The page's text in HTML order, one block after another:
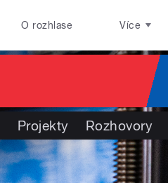
O rozhlase Více
Projekty Rozhovory